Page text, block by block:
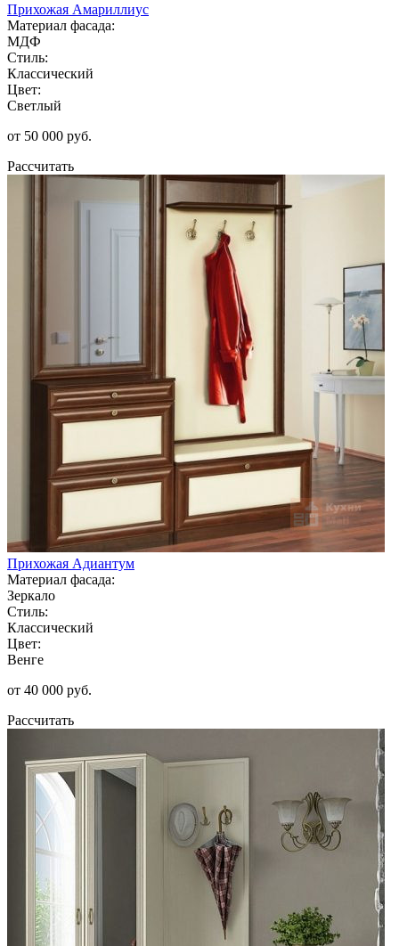
Прихожая Амариллиус
Материал фасада:
МДФ
Стиль:
Классический
Цвет:
Светлый
от 50 000 руб.
Рассчитать
Прихожая Адиантум
Материал фасада:
Зеркало
Стиль:
Классический
Цвет:
Венге
от 40 000 руб.
Рассчитать